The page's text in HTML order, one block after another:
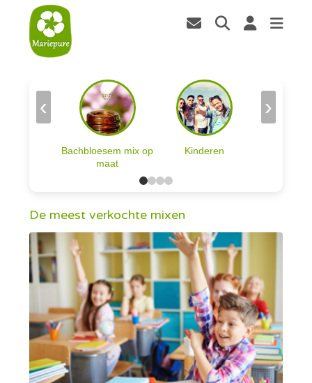
Bachbloesem mix op
maat
Kinderen
‹ ›
De meest verkochte mixen